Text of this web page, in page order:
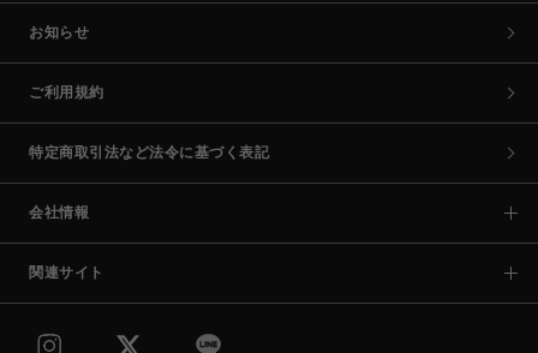
お知らせ
ご利用規約
特定商取引法など法令に基づく表記
会社情報
関連サイト